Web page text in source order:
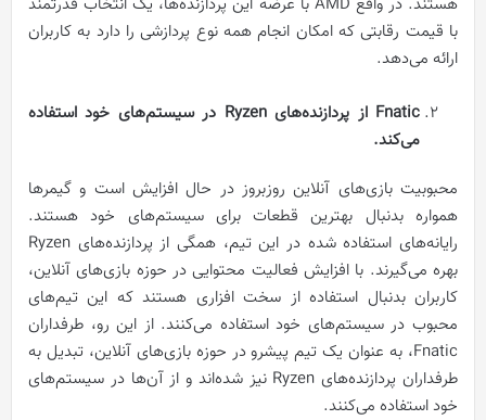
با قیمت رقابتی که امکان انجام همه نوع پردازشی را دارد به کاربران
ارائه می‌دهد.
Fnatic از پردازنده‌هایRyzen در سیستم‌های خود استفاده
می‌کند.
محبوبیت بازی‌های آنلاین روزبروز در حال افزایش است و گیمرها
همواره بدنبال بهترین قطعات برای سیستم‌های خود هستند.
رایانه‌های استفاده شده در این تیم، همگی از پردازنده‌های Ryzen
بهره می‌گیرند. با افزایش فعالیت محتوایی در حوزه بازی‌های آنلاین،
کاربران بدنبال استفاده از سخت افزاری هستند که این تیم‌های
محبوب در سیستم‌های خود استفاده می‌کنند. از این رو، طرفداران
Fnatic، به عنوان یک تیم پیشرو در حوزه بازی‌های آنلاین، تبدیل به
طرفداران پردازنده‌های Ryzen نیز شده‌اند و از آن‌ها در سیستم‌های
خود استفاده می‌کنند.